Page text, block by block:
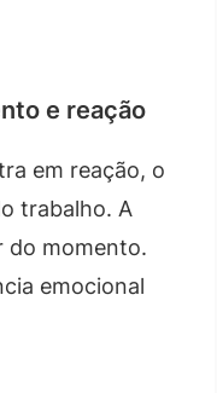
e reação
em reação, o
trabalho. A
do momento.
emocional